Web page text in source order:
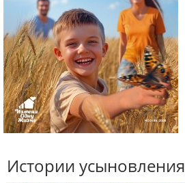
Истории усыновления